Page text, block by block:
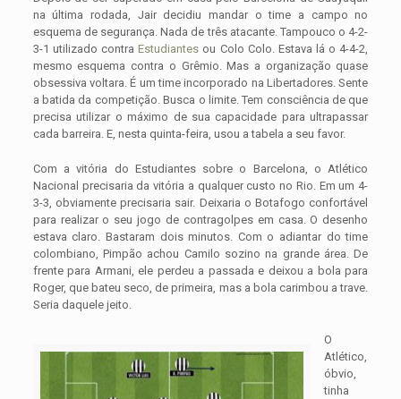
na última rodada, Jair decidiu mandar o time a campo no
esquema de segurança. Nada de três atacante. Tampouco o 4-2-
3-1 utilizado contraEstudiantes ou Colo Colo. Estava lá o 4-4-2,
mesmo esquema contra o Grêmio. Mas a organização quase
obsessiva voltara. É um time incorporado na Libertadores. Sente
a batida da competição. Busca o limite. Tem consciência de que
precisa utilizar o máximo de sua capacidade para ultrapassar
cada barreira. E, nesta quinta-feira, usou a tabela a seu favor.
Com a vitória do Estudiantes sobre o Barcelona, o Atlético
Nacional precisaria da vitória a qualquer custo no Rio. Em um 4-
3-3, obviamente precisaria sair. Deixaria o Botafogo confortável
para realizar o seu jogo de contragolpes em casa. O desenho
estava claro. Bastaram dois minutos. Com o adiantar do time
colombiano, Pimpão achou Camilo sozino na grande área. De
frente para Armani, ele perdeu a passada e deixou a bola para
Roger, que bateu seco, de primeira, mas a bola carimbou a trave.
Seria daquele jeito.
O
Atlético,
óbvio,
tinha